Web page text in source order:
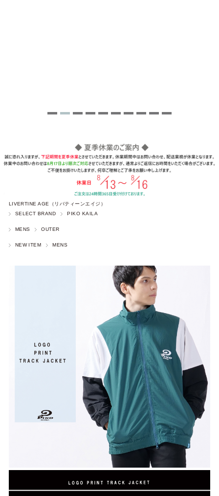
LIVERTINE AGE（リバティーンエイジ）
SELECT BRAND
PIKO KAILA
MENS OUTER
NEW ITEM MENS